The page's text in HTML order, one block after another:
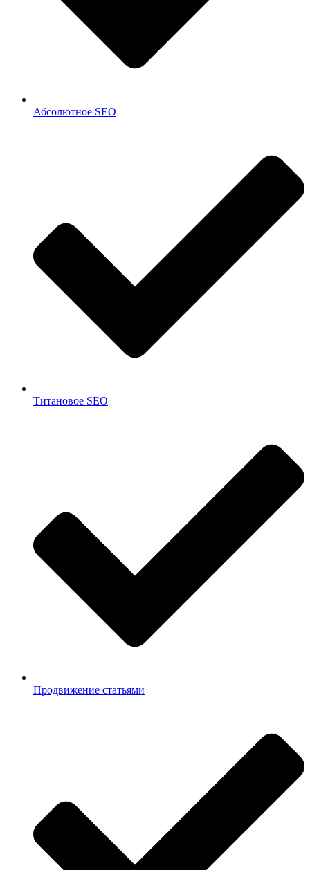
Абсолютное SEO
Титановое SEO
Продвижение статьями